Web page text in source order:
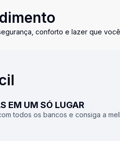
conforto e lazer que
EM UM SÓ LUGAR
todos os bancos e consiga a